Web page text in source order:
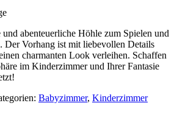
abenteuerliche Höhle zum Spielen und
Der Vorhang ist mit liebevollen Details
charmanten Look verleihen. Schaffen
im Kinderzimmer und Ihrer Fantasie
Babyzimmer, Kinderzimmer